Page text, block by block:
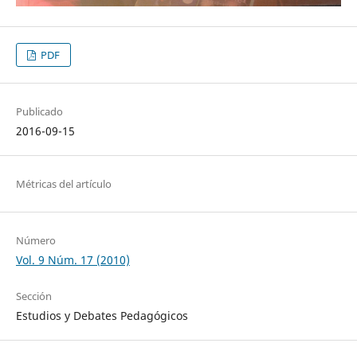
PDF
Publicado
2016-09-15
Métricas del artículo
Número
Vol. 9 Núm. 17 (2010)
Sección
Estudios y Debates Pedagógicos